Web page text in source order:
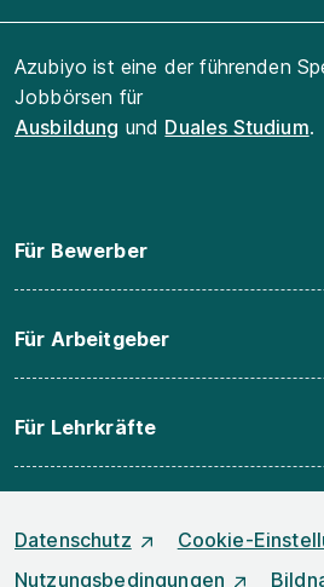
Azubiyo ist eine der führenden
Jobbörsen für
Ausbildung und Duales Studium.
Für Bewerber
Für Arbeitgeber
Für Lehrkräfte
Datenschutz
Cookie-
Nutzungsbedingungen